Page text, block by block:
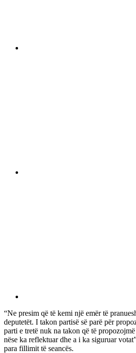
“Ne presim që të kemi një emër të
deputetët. I takon partisë së parë për
parti e tretë nuk na takon që të
nëse ka reflektuar dhe a i ka siguruar
para fillimit të seancës.